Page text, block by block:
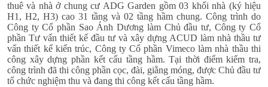
thuê và nhà ở chung cư ADG Garden gồm 03 khối nhà (ký hiệu
H1, H2, H3) cao 31 tầng và 02 tầng hầm chung. Công trình do
Công ty Cổ phần Sao Ánh Dương làm Chủ đầu tư, Công ty Cổ
phần Tư vấn thiết kế đầu tư và xây dựng ACUD làm nhà thầu tư
vấn thiết kế kiến trúc, Công ty Cổ phần Vimecolàm nhà thầu thi
công xây dựng phần kết cấu tầng hầm. Tại thời điểm kiểm tra,
công trình đã thi công phần cọc, đài, giằng móng, được Chủ đầu tư
tổ chức nghiệm thu và đang thi công kết cấu tầng hầm.